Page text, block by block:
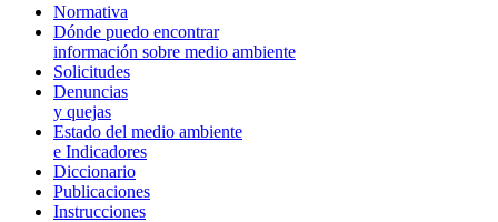
Normativa
Dónde puedo encontrar
información sobre medio ambiente
Solicitudes
Denuncias
y quejas
Estado del medio ambiente
e Indicadores
Diccionario
Publicaciones
Instrucciones